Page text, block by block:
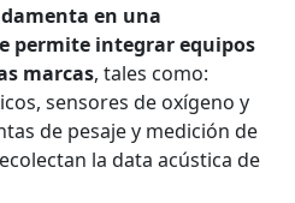
en una
permite integrar equipos
marcas, tales como:
sensores de oxígeno y
de pesaje y medición de
la data acústica de